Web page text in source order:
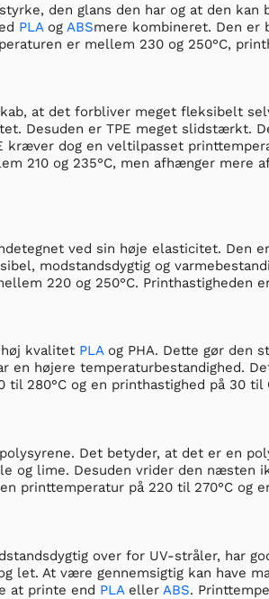
den glans den har og at den
PLAog ABSmere kombineret. Den er
er mellem 230 og 250°C,
at det forbliver meget fleksibelt
Desuden er TPE meget slidstærkt.
kræver dog en veltilpasset
210 og 235°C, men afhænger
ved sin høje elasticitet.
modstandsdygtig og
220 og 250°C. Printhastigheden
høj kvalitet PLAog PHA. Dette gør den
en højere temperaturbestandighed.
til 280°C og en printhastighed på 30 til
Det betyder, at det er en
og lime. Desuden vrider den næsten
printtemperatur på 220 til 270°C og
over for UV-stråler, har
let. At være gennemsigtig kan have
at printe end PLA eller ABS.